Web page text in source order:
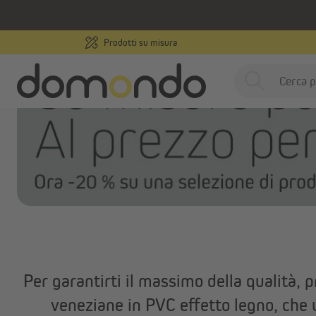
Prodotti su misura
Prodotti per interni
Domotica e motorizzazione
Campioni gratuiti
Home Prodotti per interni / Veneziane
Per garantirti il massimo della qualità,
veneziane in PVC effetto legno,